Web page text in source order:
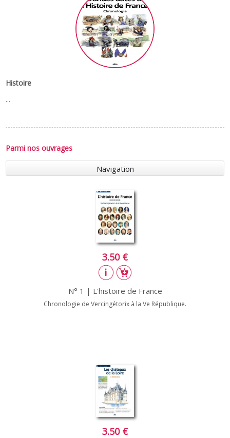
Histoire
...
Parmi nos ouvrages
Navigation
3.50 €
N° 1 | L'histoire de France
Chronologie de Vercingétorix à la Ve République.
3.50 €